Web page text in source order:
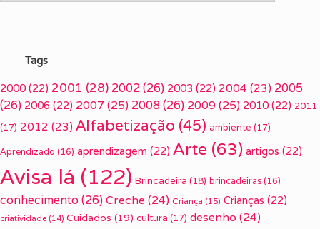
Tags
2000 (22) 2001 (28) 2002(26) 2003 (22) 2004 (23) 2005
(26) 2006 (22) 2007 (25) 2008(26) 2009(25) 2010 (22) 2011
(17) 2012 (23) Alfabetização (45) ambiente (17)
Aprendizado (16) aprendizagem (22) Arte (63) artigos (22)
Avisa lá (122) Brincadeira (18) brincadeiras (16)
conhecimento(26) Creche (24) Criança (15) Crianças (22)
criatividade (14) Cuidados (19) cultura (17) desenho (24)